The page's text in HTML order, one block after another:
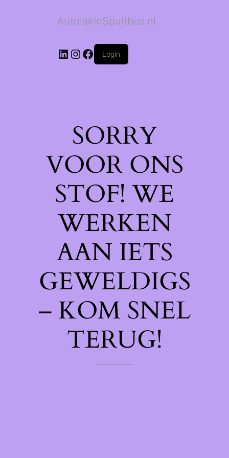
AutolakInSpuitbus.nl
LinkedIn
Instagram
Facebook
Login
SORRY
VOOR ONS
STOF! WE
WERKEN
AAN IETS
GEWELDIGS
– KOM SNEL
TERUG!